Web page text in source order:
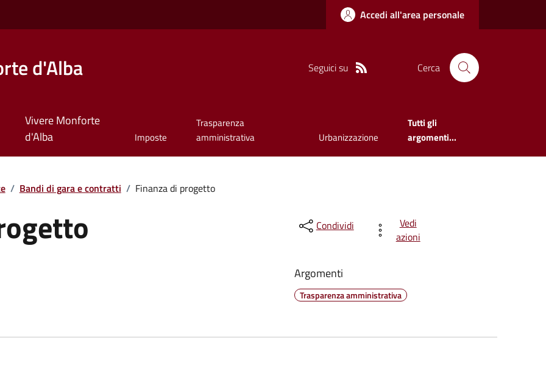
Accedi all'area personale
d'Alba Seguici su Cerca
Vivere Monforte
d'Alba
Imposte
Trasparenza
amministrativa
Urbanizzazione
Tutti gli
argomenti...
/ Bandi di gara e contratti / Finanza di progetto
Condividi
Vedi
azioni
Argomenti
Trasparenza amministrativa